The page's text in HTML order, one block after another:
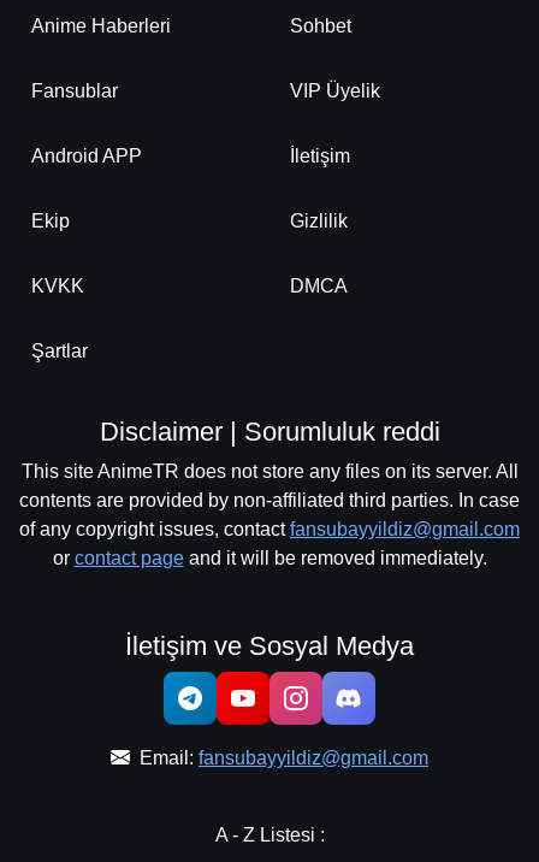
Anime Haberleri Sohbet
Fansublar VIP Üyelik
Android APP İletişim
Ekip Gizlilik
KVKK DMCA
Şartlar
Disclaimer | Sorumluluk reddi
This site AnimeTR does not store any files on its server. All
contents are provided by non-affiliated third parties. In case
of any copyright issues, contactfansubayyildiz@gmail.com
or contact pageand it will be removed immediately.
İletişim ve Sosyal Medya
Email: fansubayyildiz@gmail.com
A - Z Listesi :